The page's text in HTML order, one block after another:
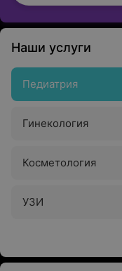
Наши услуги
Педиатрия
Гинекология
Косметология
УЗИ